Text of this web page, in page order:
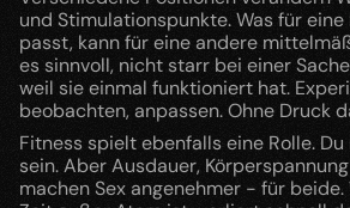
und Stimulationspunkte. Was für
passt, kann für eine andere
es sinnvoll, nicht starr bei einer
weil sie einmal funktioniert hat.
beobachten, anpassen. Ohne Druck
Fitness spielt ebenfalls eine Rolle.
sein. Aber Ausdauer,
machen Sex angenehmer - für beide.